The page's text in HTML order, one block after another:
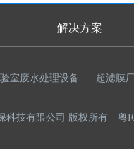
解决方案
室废水处理设备 超滤膜
科技有限公司 版权所有 粤